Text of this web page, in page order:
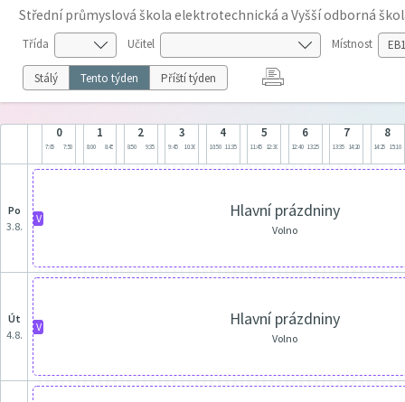
Střední průmyslová škola elektrotechnická a Vyšší odborná
Třída Učitel Místnost
Stálý Tento týden Příští týden
0
7:05 7:50
1
8:00 8:45
2
8:50 9:35
3
9:45 10:30
4
10:50 11:35
5
11:45 12:30
6
12:40 13:25
7
13:35 14:20
8
14:25 15:10
po
3.8.
V Hlavní prázdniny
Volno
út
4.8.
V Hlavní prázdniny
Volno